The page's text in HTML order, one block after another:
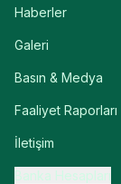
Haberler
Galeri
Basın & Medya
Faaliyet Raporları
İletişim
Banka Hesapları